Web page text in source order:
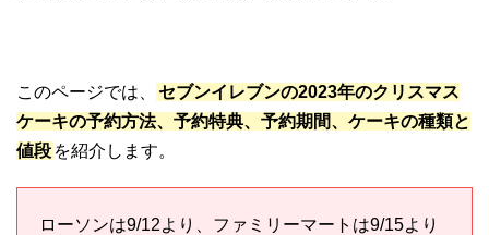
このページでは、
セブンイレブンの2023年のクリスマス
ケーキの予約方法、予約特典、予約期間、ケーキの種類と
値段 を紹介します。
ローソンは9/12より、ファミリーマートは9/15より